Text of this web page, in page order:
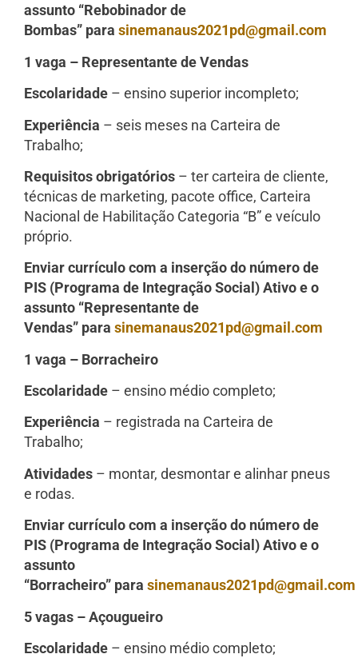
assunto “Rebobinador de
Bombas” para sinemanaus2021pd@gmail.com
1 vaga – Representante de Vendas
Escolaridade – ensino superior incompleto;
Experiência – seis meses na Carteira de
Trabalho;
Requisitos obrigatórios – ter carteira de cliente,
técnicas de marketing, pacote office, Carteira
Nacional de Habilitação Categoria “B” e veículo
próprio.
Enviar currículo com a inserção do número de
PIS (Programa de Integração Social) Ativo e o
assunto “Representante de
Vendas” para sinemanaus2021pd@gmail.com
1 vaga – Borracheiro
Escolaridade – ensino médio completo;
Experiência – registrada na Carteira de
Trabalho;
Atividades – montar, desmontar e alinhar pneus
e rodas.
Enviar currículo com a inserção do número de
PIS (Programa de Integração Social) Ativo e o
assunto
“Borracheiro” para sinemanaus2021pd@gmail.com
5 vagas – Açougueiro
Escolaridade – ensino médio completo;